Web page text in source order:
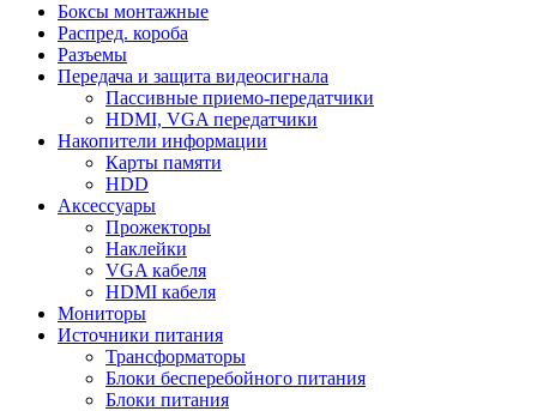
Боксы монтажные
Распред. короба
Разъемы
Передача и защита видеосигнала
Пассивные приемо-передатчики
HDMI, VGA передатчики
Накопители информации
Карты памяти
HDD
Аксессуары
Прожекторы
Наклейки
VGA кабеля
HDMI кабеля
Мониторы
Источники питания
Трансформаторы
Блоки бесперебойного питания
Блоки питания